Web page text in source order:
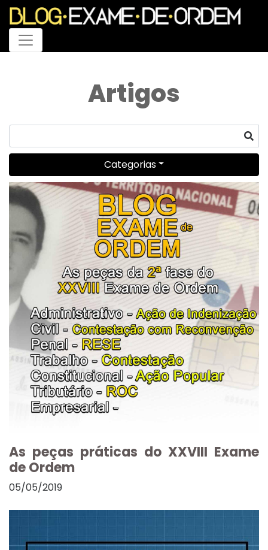
Menu
Artigos
Categorias
As peças práticas do XXVIII Exame
de Ordem
05/05/2019